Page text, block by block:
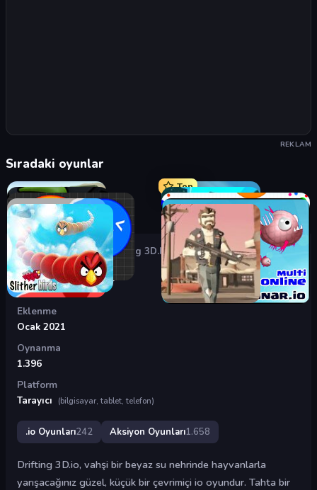
REKLAM
Sıradaki oyunlar
Top
Oyunlar›.io Oyunları›Drifting 3D.IO
Drifting 3D.IO
Eklenme
Ocak 2021
Oynanma
1.396
Platform
Tarayıcı
(bilgisayar, tablet, telefon)
.io Oyunları242 Aksiyon Oyunları1.658
Drifting 3D.io, vahşi bir beyaz su nehrinde hayvanlarla
yarışacağınız güzel, küçük bir çevrimiçi io oyundur. Tahta bir